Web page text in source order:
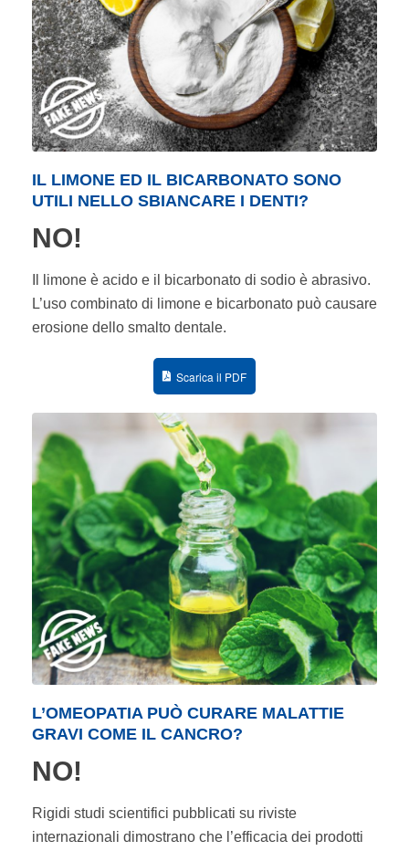
IL LIMONE ED IL BICARBONATO SONO
UTILI NELLO SBIANCARE I DENTI?
NO!
Il limone è acido e il bicarbonato di sodio è abrasivo.
L’uso combinato di limone e bicarbonato può causare
erosione dello smalto dentale.
Scarica il PDF
L’OMEOPATIA PUÒ CURARE MALATTIE
GRAVI COME IL CANCRO?
NO!
Rigidi studi scientifici pubblicati su riviste
internazionali dimostrano che l’efficacia dei prodotti